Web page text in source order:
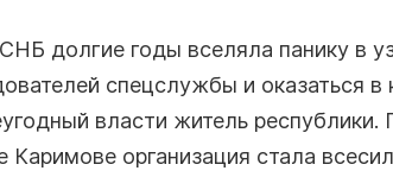
долгие годы вселяла панику в
спецслужбы и оказаться в
власти житель республики.
организация стала